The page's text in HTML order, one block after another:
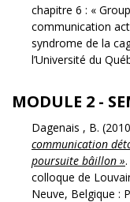
chapitre 6 : «
communication
syndrome de la
l’Université du
MODULE 2 -
Dagenais , B.
communication
poursuite bâillon »
colloque de
Neuve, Belgique :